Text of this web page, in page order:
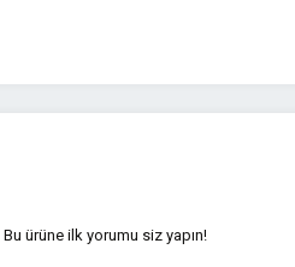
Bu ürüne ilk yorumu siz yapın!